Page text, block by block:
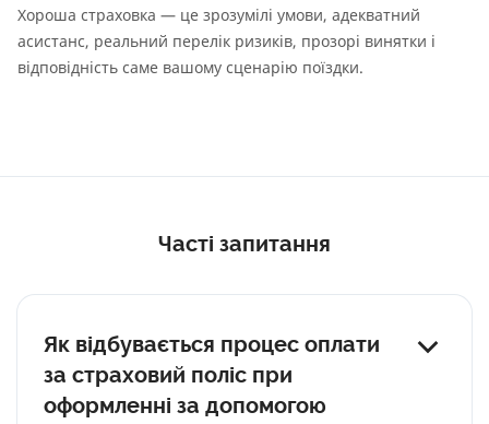
Хороша страховка — це зрозумілі умови, адекватний
асистанс, реальний перелік ризиків, прозорі винятки і
відповідність саме вашому сценарію поїздки.
Часті запитання
Як відбувається процес оплати
за страховий поліс при
оформленні за допомогою